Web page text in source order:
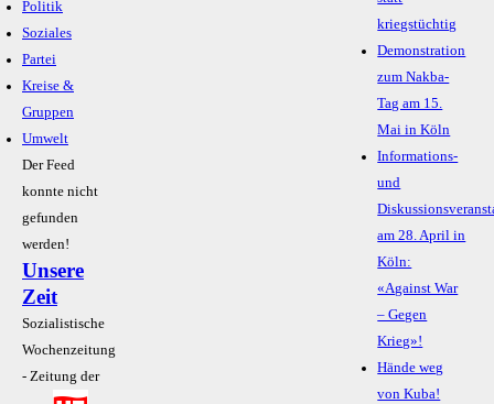
Politik
Soziales
Partei
Kreise &
Gruppen
Umwelt
Der Feed
konnte nicht
gefunden
werden!
Unsere
Zeit
Sozialistische
Wochenzeitung
- Zeitung der
kriegstüchtig
Demonstration
zum Nakba-
Tag am 15.
Mai in Köln
Informations-
und
am 28. April in
Köln:
«Against War
– Gegen
Krieg»!
Hände weg
von Kuba!